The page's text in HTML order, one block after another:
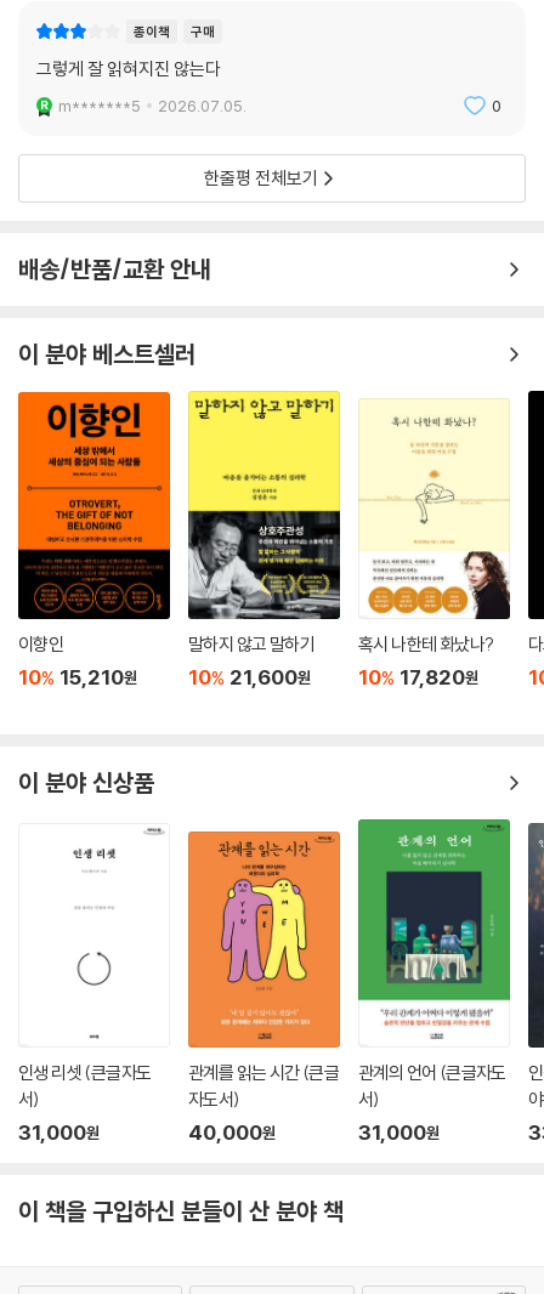
종이책 구매
그렇게 잘 읽혀지진 않는다
한줄평 전체보기
이향인 말하지 않고 말하기 혹시 나한테 화났나?
인생 리셋 (큰글자도
서)
관계를 읽는 시간 (큰글
자도서)
관계의 언어 (큰글자도
서)